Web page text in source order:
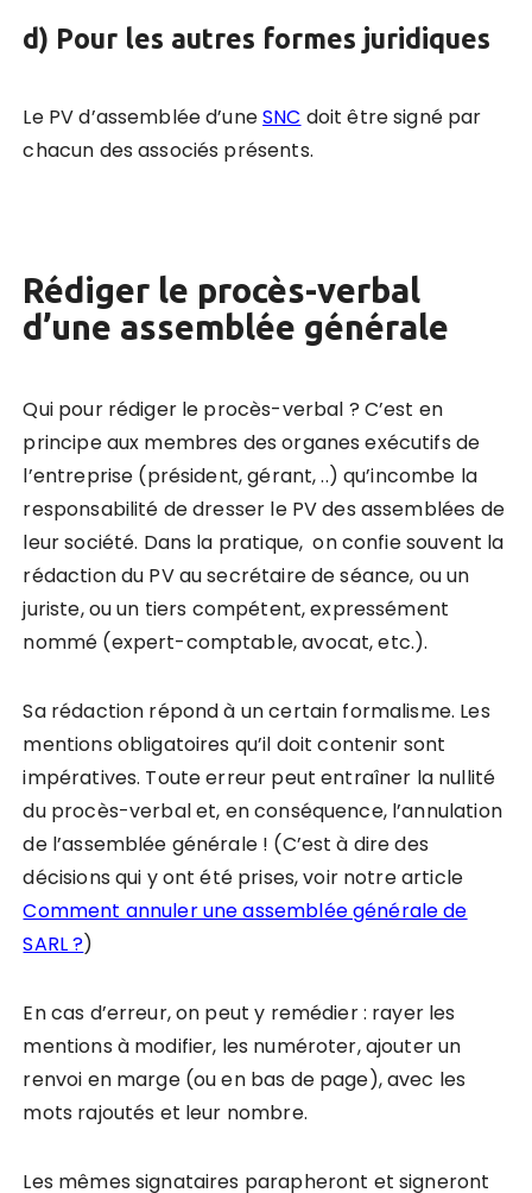
d) Pour les autres formes juridiques
Le PV d’assemblée d’uneSNC doit être signé par
chacun des associés présents.
Rédiger le procès-verbal
d’une assemblée générale
Qui pour rédiger le procès-verbal ? C’est en
principe aux membres des organes exécutifs de
l’entreprise (président, gérant, ..) qu’incombe la
responsabilité de dresser le PV des assemblées de
leur société. Dans la pratique, on confie souvent la
rédaction du PV au secrétaire de séance, ou un
juriste, ou un tiers compétent, expressément
nommé (expert-comptable, avocat, etc.).
Sa rédaction répond à un certain formalisme. Les
mentions obligatoires qu’il doit contenir sont
impératives. Toute erreur peut entraîner la nullité
du procès-verbal et, en conséquence, l’annulation
de l’assemblée générale ! (C’est à dire des
décisions qui y ont été prises, voir notre article
Comment annuler une assemblée générale de
SARL ?)
En cas d’erreur, on peut y remédier : rayer les
mentions à modifier, les numéroter, ajouter un
renvoi en marge (ou en bas de page), avec les
mots rajoutés et leur nombre.
Les mêmes signataires parapheront et signeront